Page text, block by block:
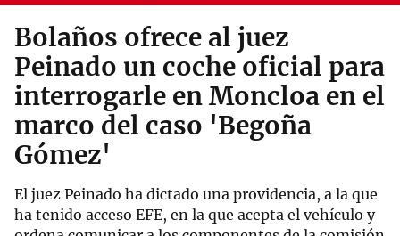
Bolaños ofrece al juez
Peinado un coche oficial para
interrogarle en Moncloa en el
marco del caso 'Begoña
Gómez'
El juez Peinado ha dictado una providencia, a la que
ha tenido acceso EFE, en la que acepta el vehículo y